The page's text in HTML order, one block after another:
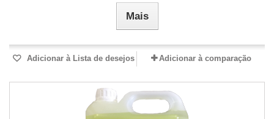
Mais
Adicionar à Lista de desejos Adicionar à comparação